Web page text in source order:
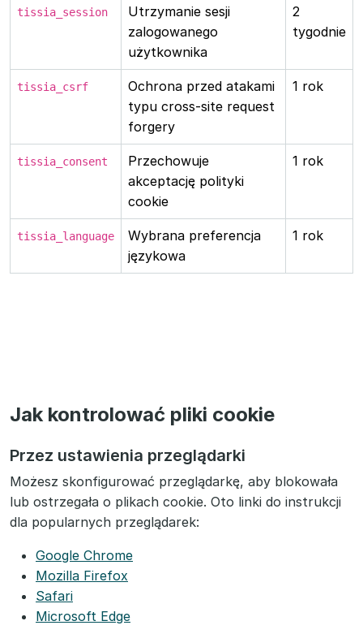
tissia_session
Utrzymanie sesji
zalogowanego
użytkownika
2
tygodnie
tissia_csrf
Ochrona przed atakami
typu cross-site request
forgery
1 rok
tissia_consent
Przechowuje
akceptację polityki
cookie
1 rok
tissia_language
Wybrana preferencja
językowa
1 rok
Jak kontrolować pliki cookie
Przez ustawienia przeglądarki
Możesz skonfigurować przeglądarkę, aby blokowała
lub ostrzegała o plikach cookie. Oto linki do instrukcji
dla popularnych przeglądarek:
Google Chrome
Mozilla Firefox
Safari
Microsoft Edge